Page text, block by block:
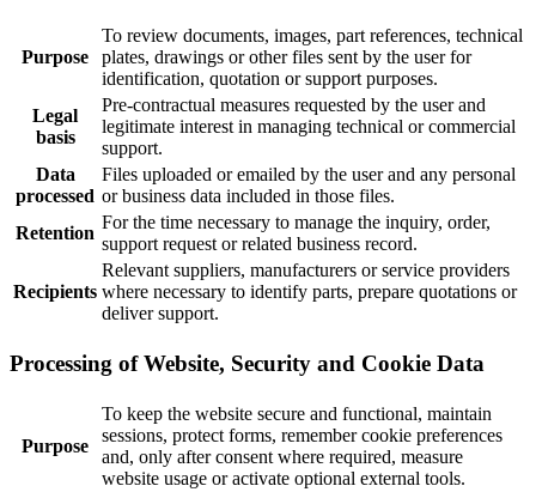
Purpose
To review documents, images, part references, technical
plates, drawings or other files sent by the user for
identification, quotation or support purposes.
Legal
basis
Pre-contractual measures requested by the user and
legitimate interest in managing technical or commercial
support.
Data
processed
Files uploaded or emailed by the user and any personal
or business data included in those files.
Retention
For the time necessary to manage the inquiry, order,
support request or related business record.
Recipients
Relevant suppliers, manufacturers or service providers
where necessary to identify parts, prepare quotations or
deliver support.
Processing of Website, Security and Cookie Data
Purpose
To keep the website secure and functional, maintain
sessions, protect forms, remember cookie preferences
and, only after consent where required, measure
website usage or activate optional external tools.